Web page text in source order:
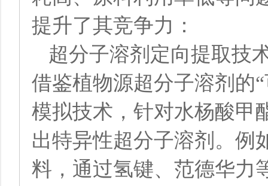
提升了其竞争力：
超分子溶剂定向提取技
借鉴植物源超分子溶剂的
模拟技术，针对水杨酸甲
出特异性超分子溶剂。例
料，通过氢键、范德华力